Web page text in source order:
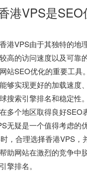
港VPS是SEO
香港VPS由于其独特的地
高的访问速度以及可靠
站SEO优化的重要工具
够实现更好的加载速度
搜索引擎排名和稳定性
多个地区取得良好SEO
无疑是一个值得考虑的
，合理选择香港VPS，
助网站在激烈的竞争中
擎排名。